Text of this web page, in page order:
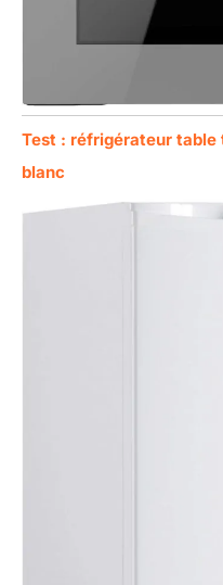
Test : réfrigérateur table
blanc